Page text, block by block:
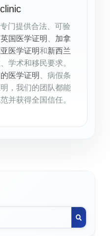
专门提供合法、可验
英国医学证明
加拿
医学证明和新西兰
学术和移民要求。
医学证明
、病假条
，我们的团队都能
并获得全国信任。